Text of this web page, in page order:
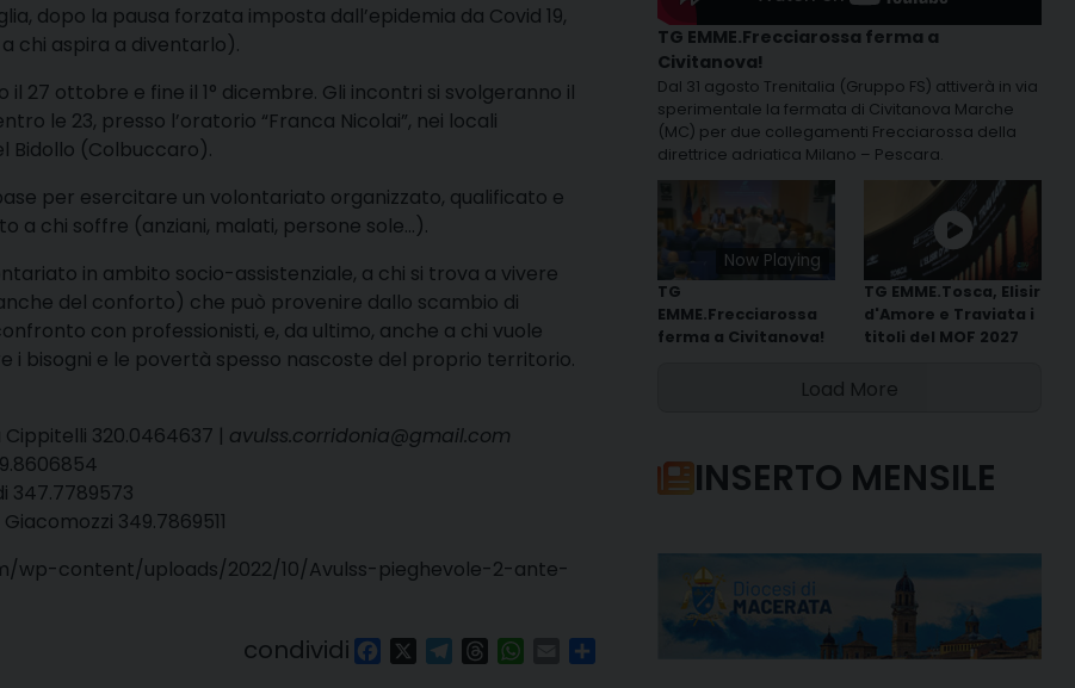
dopo la pausa forzata imposta dall’epidemia da Covid 19,
chi aspira a diventarlo).
27 ottobre e fine il 1° dicembre. Gli incontri si svolgeranno il
le 23, presso l’oratorio “Franca Nicolai”, nei locali
Bidollo (Colbuccaro).
per esercitare un volontariato organizzato, qualificato e
a chi soffre (anziani, malati, persone sole…).
in ambito socio-assistenziale, a chi si trova a vivere
del conforto) che può provenire dallo scambio di
con professionisti, e, da ultimo, anche a chi vuole
bisogni e le povertà spesso nascoste del proprio territorio.
320.0464637 | avulss.corridonia@gmail.com
347.7789573
349.7869511
wp-content/uploads/2022/10/Avulss-pieghevole-2-ante-
condividi FacebookTelegram
ThreadsWhatsApp
Email
TG EMME.Frecciarossa ferma a
Civitanova!
Dal 31 agosto Trenitalia (Gruppo FS) attiverà in via
sperimentale la fermata di Civitanova Marche
(MC) per due collegamenti Frecciarossa della
direttrice adriatica Milano – Pescara.
Now Playing
TG
EMME.Frecciarossa
ferma a Civitanova!
TG EMME.Tosca, Elisir
d'Amore e Traviata i
titoli del MOF 2027
Load More
INSERTO MENSILE